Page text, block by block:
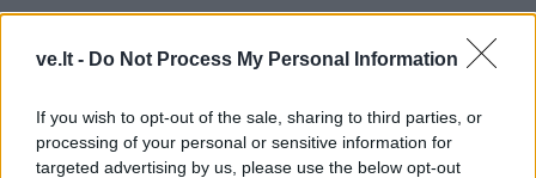
ve.lt - Do Not Process My Personal Information
If you wish to opt-out of the sale, sharing to third parties, or
processing of your personal or sensitive information for
targeted advertising by us, please use the below opt-out